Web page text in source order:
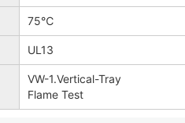
75℃
UL13
VW-1.Vertical-Tray
Flame Test